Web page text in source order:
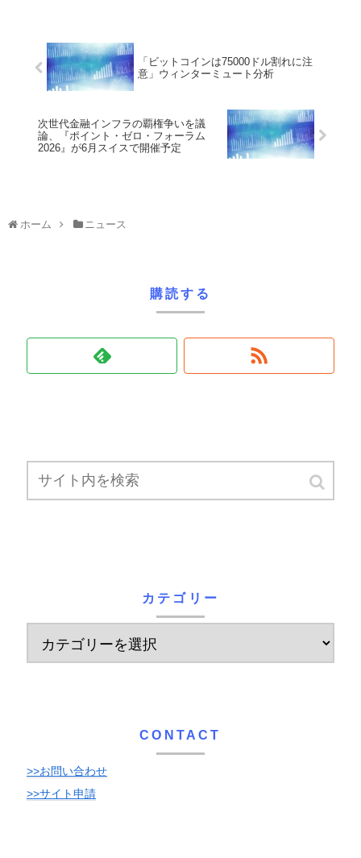
「ビットコインは75000ドル割れに注
意」ウィンターミュート分析
次世代金融インフラの覇権争いを議
論、『ポイント・ゼロ・フォーラム
2026』が6月スイスで開催予定
ホーム ニュース
購読する
カテゴリー
CONTACT
>>お問い合わせ
>>サイト申請